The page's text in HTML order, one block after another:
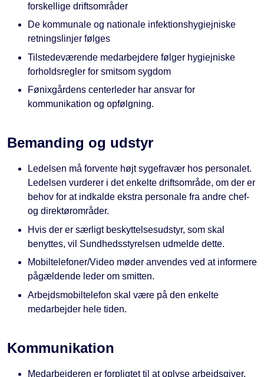
forskellige driftsområder
De kommunale og nationale infektionshygiejniske
retningslinjer følges
Tilstedeværende medarbejdere følger hygiejniske
forholdsregler for smitsom sygdom
Fønixgårdens centerleder har ansvar for
kommunikation og opfølgning.
Bemanding og udstyr
Ledelsen må forvente højt sygefravær hos personalet.
Ledelsen vurderer i det enkelte driftsområde, om der er
behov for at indkalde ekstra personale fra andre chef-
og direktørområder.
Hvis der er særligt beskyttelsesudstyr, som skal
benyttes, vil Sundhedsstyrelsen udmelde dette.
Mobiltelefoner/Video møder anvendes ved at informere
pågældende leder om smitten.
Arbejdsmobiltelefon skal være på den enkelte
medarbejder hele tiden.
Kommunikation
Medarbejderen er forpligtet til at oplyse arbejdsgiver,